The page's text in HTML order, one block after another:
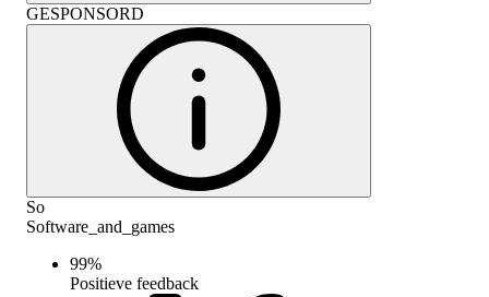
GESPONSORD
So
Software_and_games
99%
Positieve feedback